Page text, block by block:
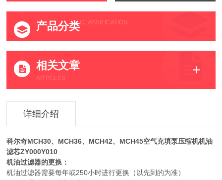
产品分类CLASSIFICATION
相关文章
ARTICLES
详细介绍
科尔奇MCH30、MCH36、MCH42、MCH45空气充填泵压缩机机油
滤芯ZY000Y010
机油过滤器的更换：
机油过滤器需要每年或250小时进行更换（以先到的为准）